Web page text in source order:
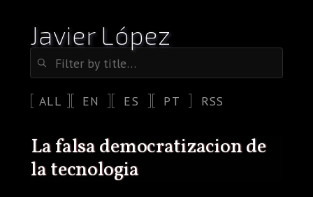
Javier López
ALL EN ES PT RSS
la falsa democratizacion de
la tecnologia